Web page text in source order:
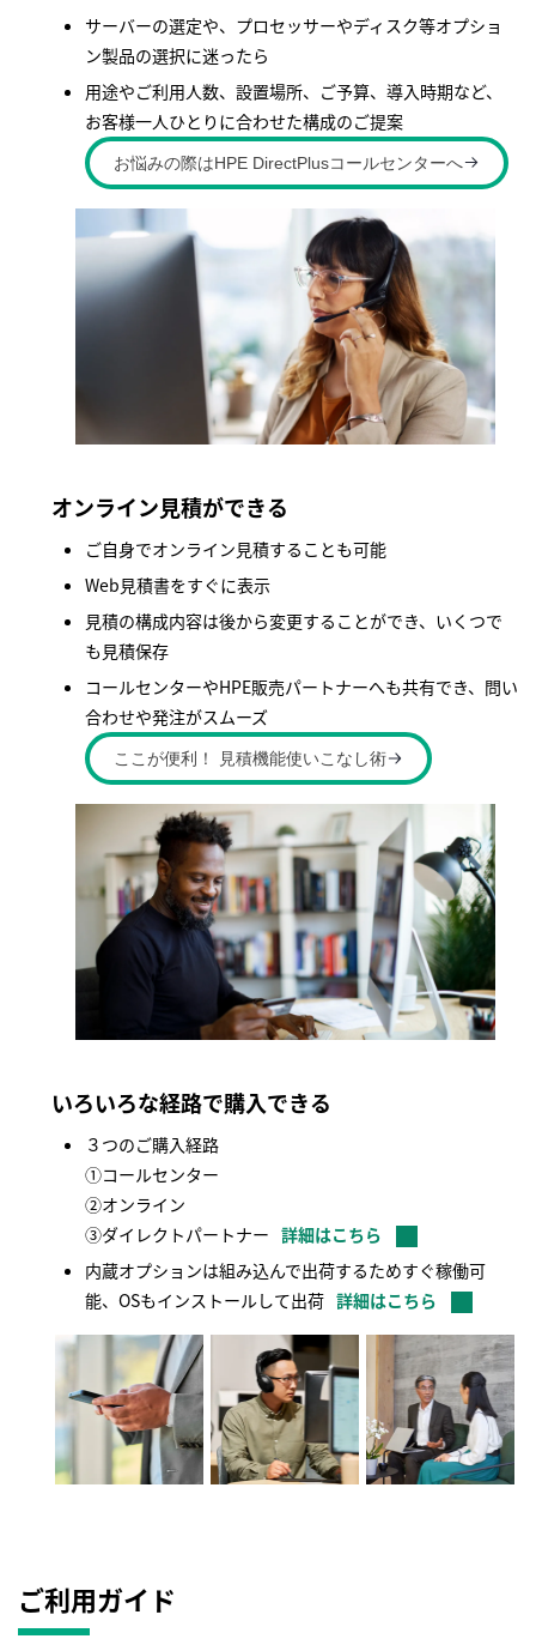
サーバーの選定や、プロセッサーやディスク等オプショ
ン製品の選択に迷ったら
用途やご利用人数、設置場所、ご予算、導入時期など、
お客様一人ひとりに合わせた構成のご提案
お悩みの際はHPE DirectPlusコールセンターへ
オンライン見積ができる
ご自身でオンライン見積することも可能
Web見積書をすぐに表示
見積の構成内容は後から変更することができ、いくつで
も見積保存
コールセンターやHPE販売パートナーへも共有でき、問い
合わせや発注がスムーズ
ここが便利！ 見積機能使いこなし術
いろいろな経路で購入できる
３つのご購入経路
①コールセンター
②オンライン
③ダイレクトパートナー 詳細はこちら
内蔵オプションは組み込んで出荷するためすぐ稼働可
能、OSもインストールして出荷 詳細はこちら
ご利用ガイド